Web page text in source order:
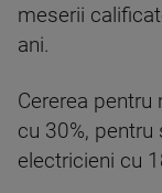
meserii
ani.
Cererea
cu 30%, pentru
electricieni cu